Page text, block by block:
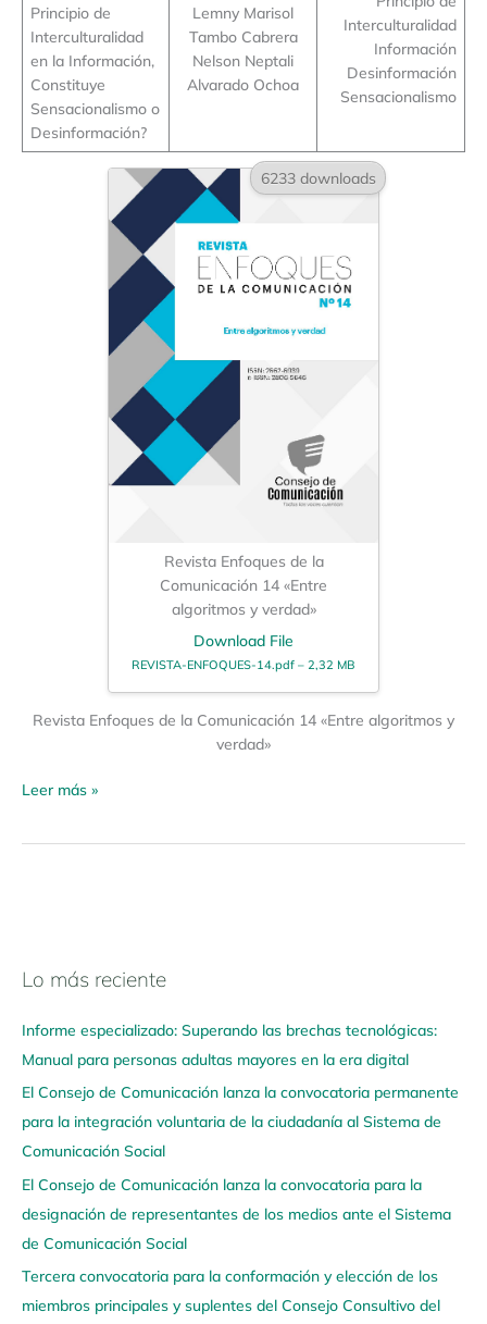
Principio de
Interculturalidad
en la Información,
Constituye
Sensacionalismo o
Desinformación?
Lemny Marisol
Tambo Cabrera
Nelson Neptali
Alvarado Ochoa
Interculturalidad
Información
Desinformación
Sensacionalismo
6233 downloads
Revista Enfoques de la
Comunicación 14 «Entre
algoritmos y verdad»
Download File
REVISTA-ENFOQUES-14.pdf – 2,32 MB
Revista Enfoques de la Comunicación 14 «Entre algoritmos y
verdad»
Leer más »
Lo más reciente
Informe especializado: Superando las brechas tecnológicas:
Manual para personas adultas mayores en la era digital
El Consejo de Comunicación lanza la convocatoria permanente
para la integración voluntaria de la ciudadanía al Sistema de
Comunicación Social
El Consejo de Comunicación lanza la convocatoria para la
designación de representantes de los medios ante el Sistema
de Comunicación Social
Tercera convocatoria para la conformación y elección de los
miembros principales y suplentes del Consejo Consultivo del
N
v
e
g
a
a
q
u
í